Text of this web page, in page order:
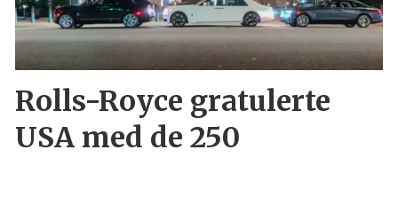
Rolls-Royce gratulerte
USA med de 250